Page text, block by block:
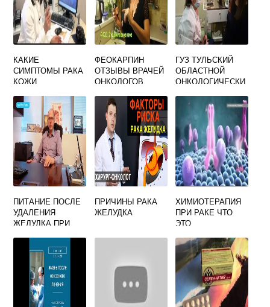
КАКИЕ
СИМПТОМЫ РАКА
КОЖИ
ФЕОКАРПИН
ОТЗЫВЫ ВРАЧЕЙ
ОНКОЛОГОВ
ГУЗ ТУЛЬСКИЙ
ОБЛАСТНОЙ
ОНКОЛОГИЧЕСКИ
ПИТАНИЕ ПОСЛЕ
УДАЛЕНИЯ
ЖЕЛУДКА ПРИ
ПРИЧИНЫ РАКА
ЖЕЛУДКА
ХИМИОТЕРАПИЯ
ПРИ РАКЕ ЧТО
ЭТО